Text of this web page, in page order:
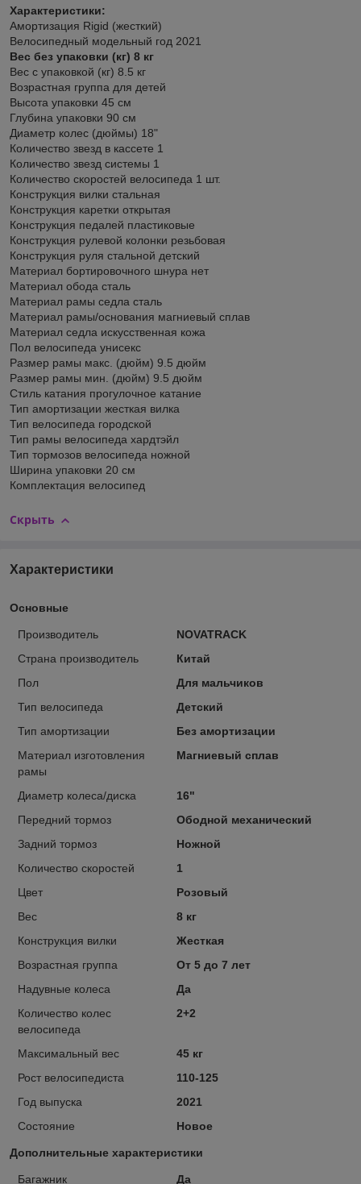
Характеристики:
Амортизация Rigid (жесткий)
Велосипедный модельный год 2021
Вес без упаковки (кг) 8 кг
Вес с упаковкой (кг) 8.5 кг
Возрастная группа для детей
Высота упаковки 45 см
Глубина упаковки 90 см
Диаметр колес (дюймы) 18"
Количество звезд в кассете 1
Количество звезд системы 1
Количество скоростей велосипеда 1 шт.
Конструкция вилки стальная
Конструкция каретки открытая
Конструкция педалей пластиковые
Конструкция рулевой колонки резьбовая
Конструкция руля стальной детский
Материал бортировочного шнура нет
Материал обода сталь
Материал рамы седла сталь
Материал рамы/основания магниевый сплав
Материал седла искусственная кожа
Пол велосипеда унисекс
Размер рамы макс. (дюйм) 9.5 дюйм
Размер рамы мин. (дюйм) 9.5 дюйм
Стиль катания прогулочное катание
Тип амортизации жесткая вилка
Тип велосипеда городской
Тип рамы велосипеда хардтэйл
Тип тормозов велосипеда ножной
Ширина упаковки 20 см
Комплектация велосипед
Скрыть
Характеристики
Основные
Производитель
NOVATRACK
Страна производитель
Китай
Пол
Для мальчиков
Тип велосипеда
Детский
Тип амортизации
Без амортизации
Материал изготовления
рамы
Магниевый сплав
Диаметр колеса/диска
16"
Передний тормоз
Ободной механический
Задний тормоз
Ножной
Количество скоростей
1
Цвет
Розовый
Вес
8 кг
Конструкция вилки
Жесткая
Возрастная группа
От 5 до 7 лет
Надувные колеса
Да
Количество колес
велосипеда
2+2
Максимальный вес
45 кг
Рост велосипедиста
110-125
Год выпуска
2021
Состояние
Новое
Дополнительные характеристики
Багажник Да